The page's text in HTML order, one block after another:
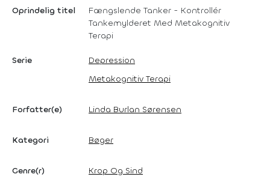
Oprindelig titel
Fængslende Tanker - Kontrollér
Tankemylderet Med Metakognitiv
Terapi
Serie
Depression
Metakognitiv Terapi
Forfatter(e) Linda Burlan Sørensen
Kategori Bøger
Genre(r) Krop Og Sind